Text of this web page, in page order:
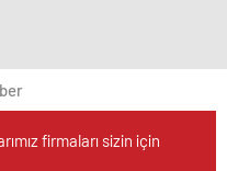
firmaları sizin için